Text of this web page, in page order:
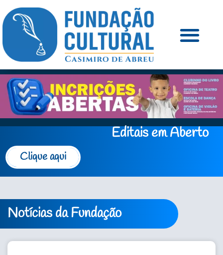
Editais em Aberto
Clique aqui
Notícias da Fundação